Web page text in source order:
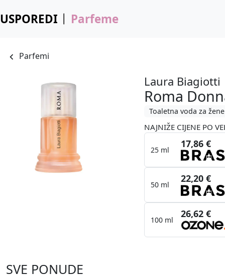
USPOREDI Parfeme
Parfemi
Laura Biagiotti
Roma
Toaletna voda za žene
NAJNIŽE CIJENE PO
25 ml
17,86 €
50 ml
22,20 €
100 ml
26,62 €
SVE PONUDE